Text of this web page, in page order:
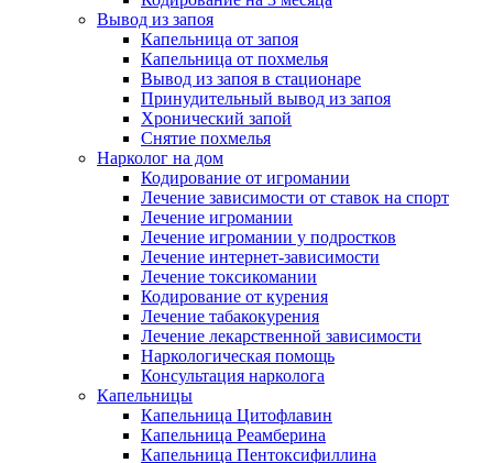
Вывод из запоя
Капельница от запоя
Капельница от похмелья
Вывод из запоя в стационаре
Принудительный вывод из запоя
Хронический запой
Снятие похмелья
Нарколог на дом
Кодирование от игромании
Лечение зависимости от ставок на спорт
Лечение игромании
Лечение игромании у подростков
Лечение интернет-зависимости
Лечение токсикомании
Кодирование от курения
Лечение табакокурения
Лечение лекарственной зависимости
Наркологическая помощь
Консультация нарколога
Капельницы
Капельница Цитофлавин
Капельница Реамберина
Капельница Пентоксифиллина